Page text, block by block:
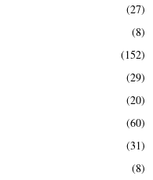
(27)
(8)
(152)
(29)
(20)
(60)
(31)
(8)